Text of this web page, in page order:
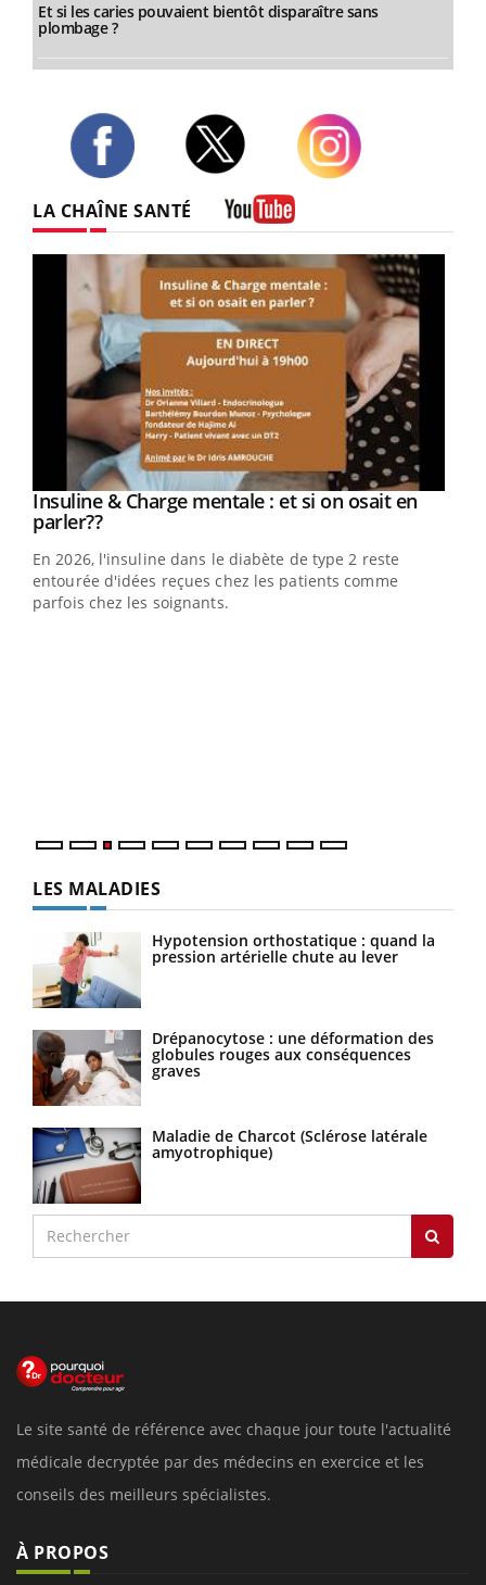
Et si les caries pouvaient bientôt disparaître sans
plombage ?
LA CHAÎNE SANTÉ
Youtube
Insuline & Charge mentale : et si on osait en
parler??Youtube
En 2026, l'insuline dans le diabète de type 2 reste
entourée d'idées reçues chez les patients comme
parfois chez les soignants.
LES MALADIES
Hypotension orthostatique : quand la
pression artérielle chute au lever
Drépanocytose : une déformation des
globules rouges aux conséquences
graves
Maladie de Charcot (Sclérose latérale
amyotrophique)
Le site santé de référence avec chaque jour toute l'actualité
médicale decryptée par des médecins en exercice et les
conseils des meilleurs spécialistes.
À PROPOS